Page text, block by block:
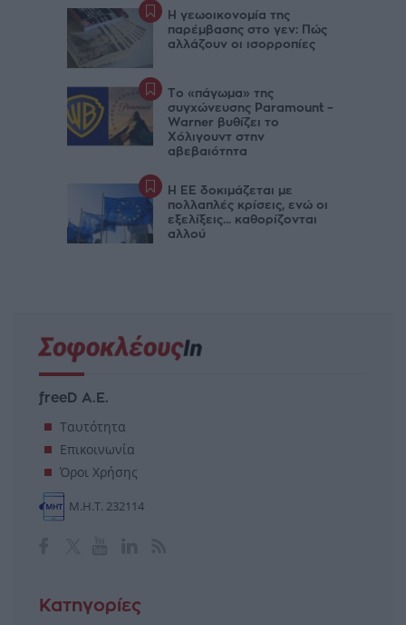
Η γεωοικονομία της
παρέμβασης στο γεν: Πώς
αλλάζουν οι ισορροπίες
Το «πάγωμα» της
συγχώνευσης Paramount –
Warner βυθίζει το
Χόλιγουντ στην
αβεβαιότητα
Η ΕΕ δοκιμάζεται με
πολλαπλές κρίσεις, ενώ οι
εξελίξεις... καθορίζονται
αλλού
freeD Α.Ε.
Ταυτότητα
Επικοινωνία
Όροι Χρήσης
Μ.Η.Τ. 232114
Κατηγορίες